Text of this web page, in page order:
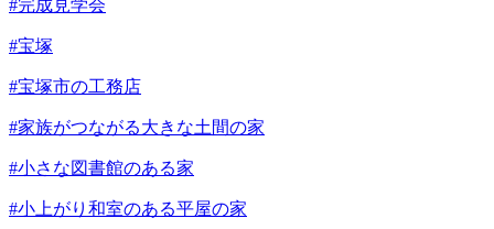
#完成見学会
#宝塚
#宝塚市の工務店
#家族がつながる大きな土間の家
#小さな図書館のある家
#小上がり和室のある平屋の家